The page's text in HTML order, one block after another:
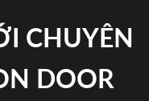
CHUYÊN
DOOR